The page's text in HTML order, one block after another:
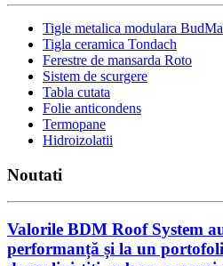
Tigle metalica modulara
Tigla ceramica Tondach
Ferestre de mansarda Roto
Sistem de scurgere
Tabla cutata
Folie anticondens
Termopane
Hidroizolatii
Noutati
Valorile BDM Roof System
performanță și la un